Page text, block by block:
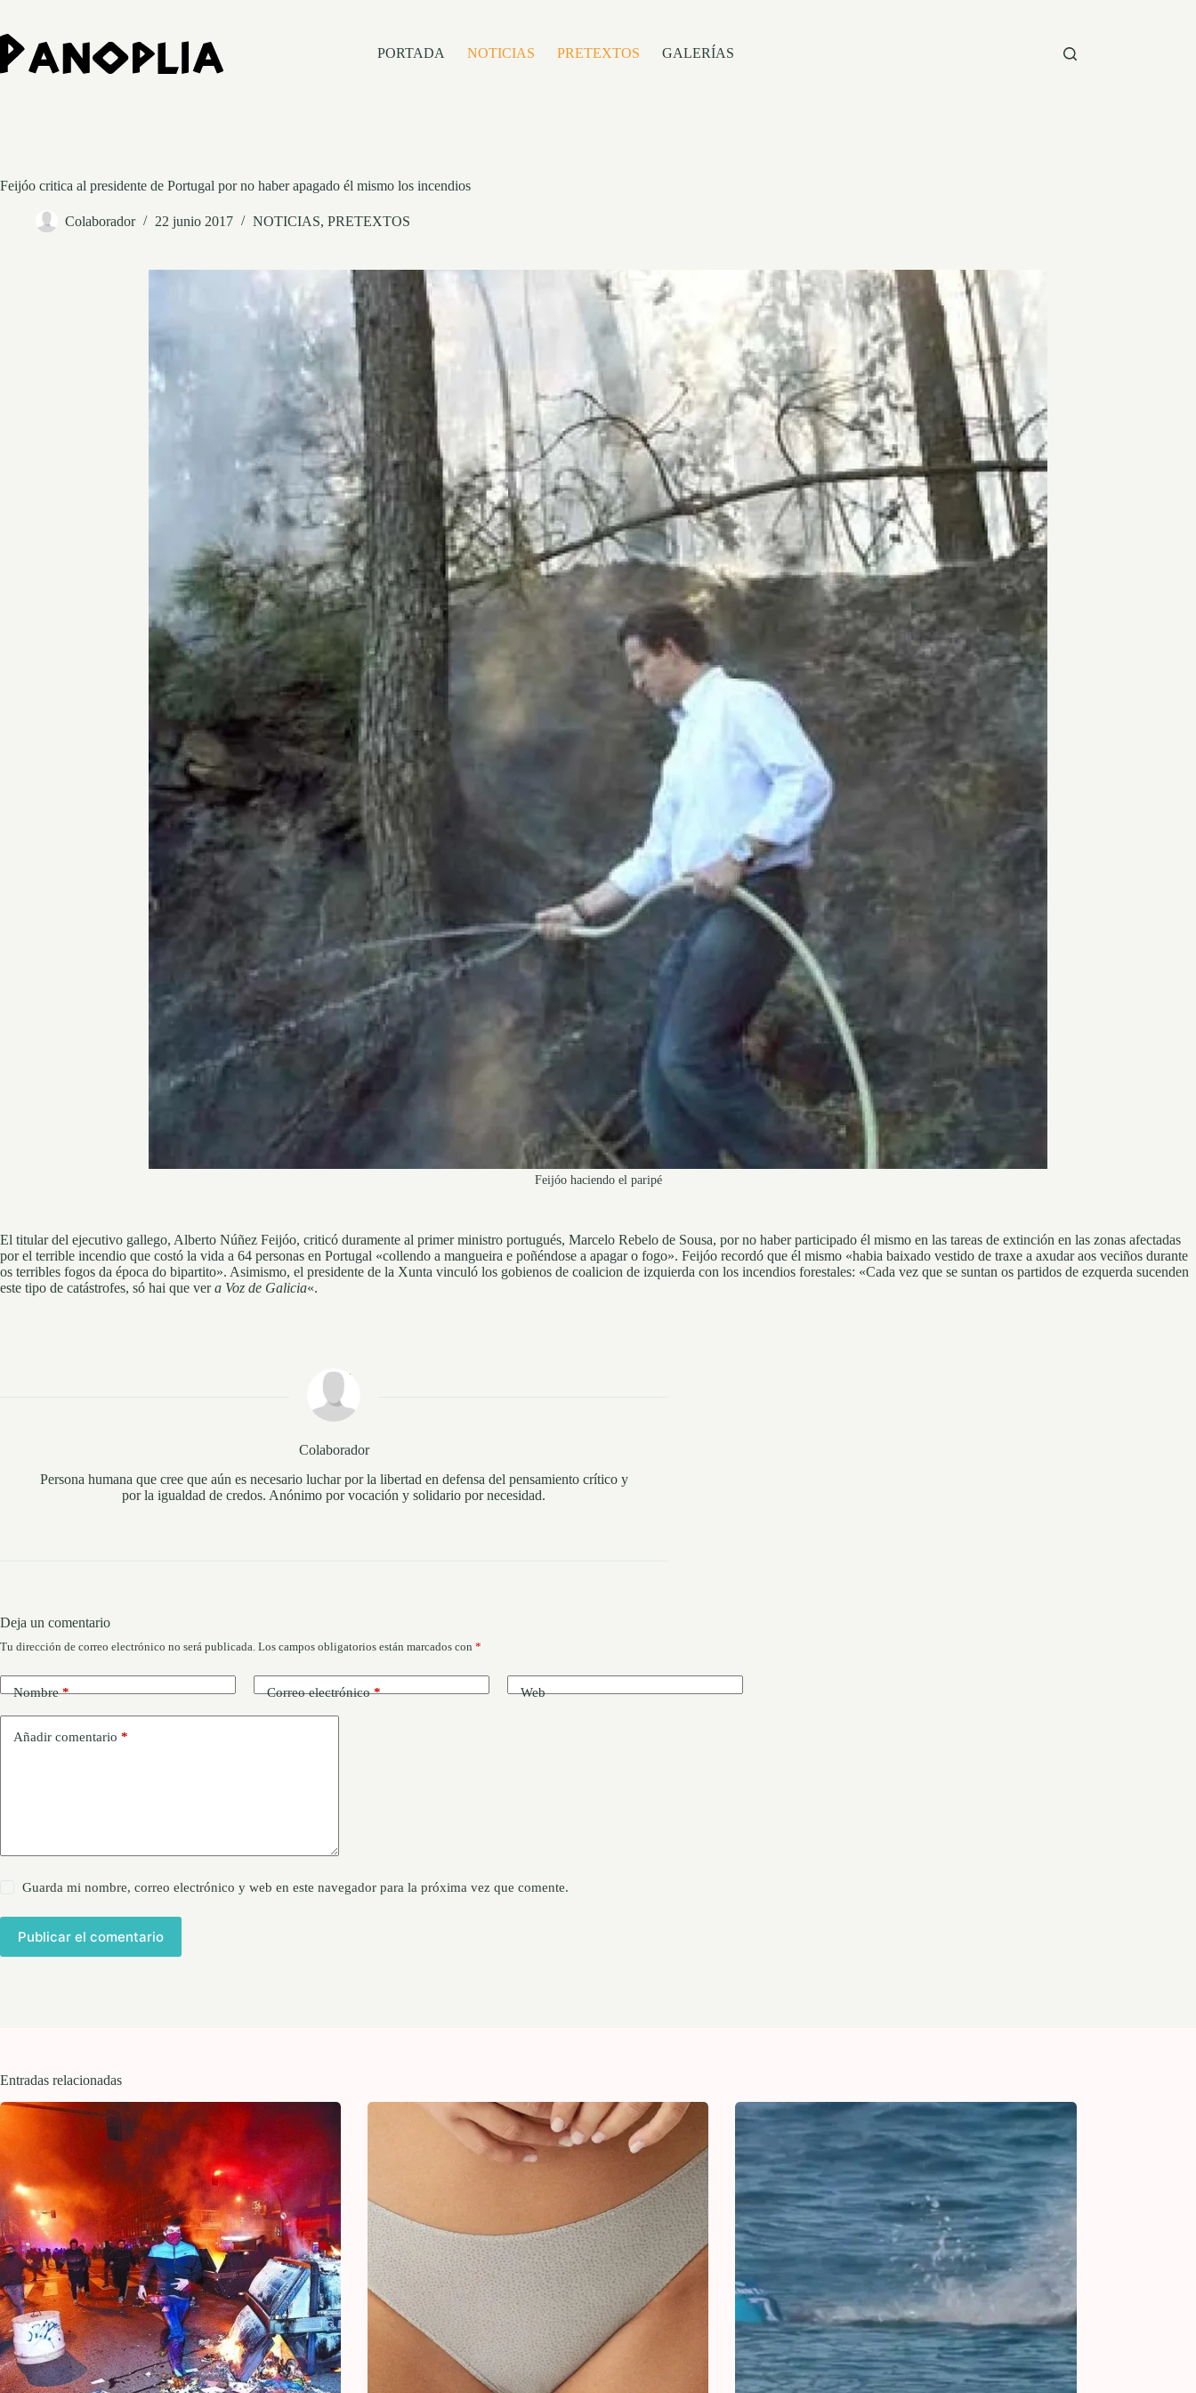
contenido
PORTADA
NOTICIAS PRETEXTOS GALERÍAS
Feijóo critica al presidente de Portugal por no haber apagado él mismo los incendios
Colaborador 22 junio 2017 NOTICIAS, PRETEXTOS
Feijóo haciendo el paripé
El titular del ejecutivo gallego, Alberto Núñez Feijóo, criticó duramente al primer ministro portugués, Marcelo Rebelo de Sousa, por no haber participado él mismo en las tareas de extinción en las zonas afectadas
por el terrible incendio que costó la vida a 64 personas en Portugal «collendo a mangueira e poñéndose a apagar o fogo». Feijóo recordó que él mismo «habia baixado vestido de traxe a axudar aos veciños durante
os terribles fogos da época do bipartito». Asimismo, el presidente de la Xunta vinculó los gobienos de coalicion de izquierda con los incendios forestales: «Cada vez que se suntan os partidos de ezquerda sucenden
este tipo de catástrofes, só hai que vera Voz de Galicia«.
Colaborador
Persona humana que cree que aún es necesario luchar por la libertad en defensa del pensamiento crítico y
por la igualdad de credos. Anónimo por vocación y solidario por necesidad.
Deja un comentario
Tu dirección de correo electrónico no será publicada. Los campos obligatorios están marcados con *
Nombre* Correo electrónico* Web
Añadir comentario *
Guarda mi nombre, correo electrónico y web en este navegador para la próxima vez que comente.
Publicar el comentario
Entradas relacionadas